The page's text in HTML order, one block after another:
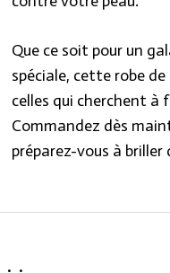
Que ce soit pour un
spéciale, cette robe
celles qui cherchent à
Commandez dès
préparez-vous à briller